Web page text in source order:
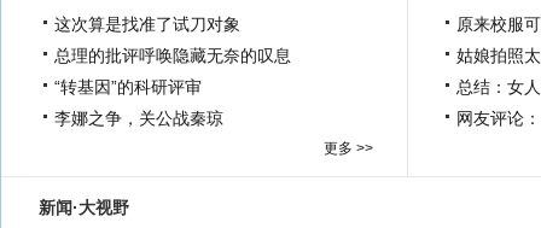
这次算是找准了试刀对象
总理的批评呼唤隐藏无奈的叹息
“转基因”的科研评审
李娜之争，关公战秦琼
更多 >>
原来校服
姑娘拍照
总结：女
网友评论
新闻·大视野